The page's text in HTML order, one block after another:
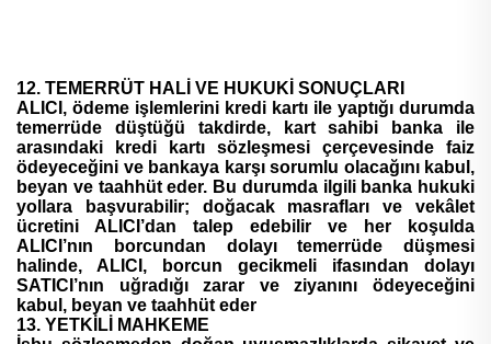
12. TEMERRÜT HALİ VE HUKUKİ SONUÇLARI
ALICI, ödeme işlemlerini kredi kartı ile yaptığı durumda
temerrüde düştüğü takdirde, kart sahibi banka ile
arasındaki kredi kartı sözleşmesi çerçevesinde faiz
ödeyeceğini ve bankaya karşı sorumlu olacağını kabul,
beyan ve taahhüt eder. Bu durumda ilgili banka hukuki
yollara başvurabilir; doğacak masrafları ve vekâlet
ücretini ALICI’dan talep edebilir ve her koşulda
ALICI’nın borcundan dolayı temerrüde düşmesi
halinde, ALICI, borcun gecikmeli ifasından dolayı
SATICI’nın uğradığı zarar ve ziyanını ödeyeceğini
kabul, beyan ve taahhüt eder
13. YETKİLİ MAHKEME